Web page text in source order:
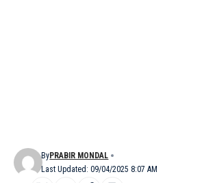
Last Updated: 09/04/2025 8:07 AM
ByPRABIR MONDAL